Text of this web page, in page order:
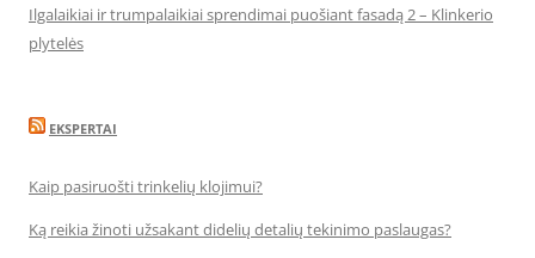
Ilgalaikiai ir trumpalaikiai sprendimai puošiant fasadą 2 – Klinkerio
plytelės
EKSPERTAI
Kaip pasiruošti trinkelių klojimui?
Ką reikia žinoti užsakant didelių detalių tekinimo paslaugas?